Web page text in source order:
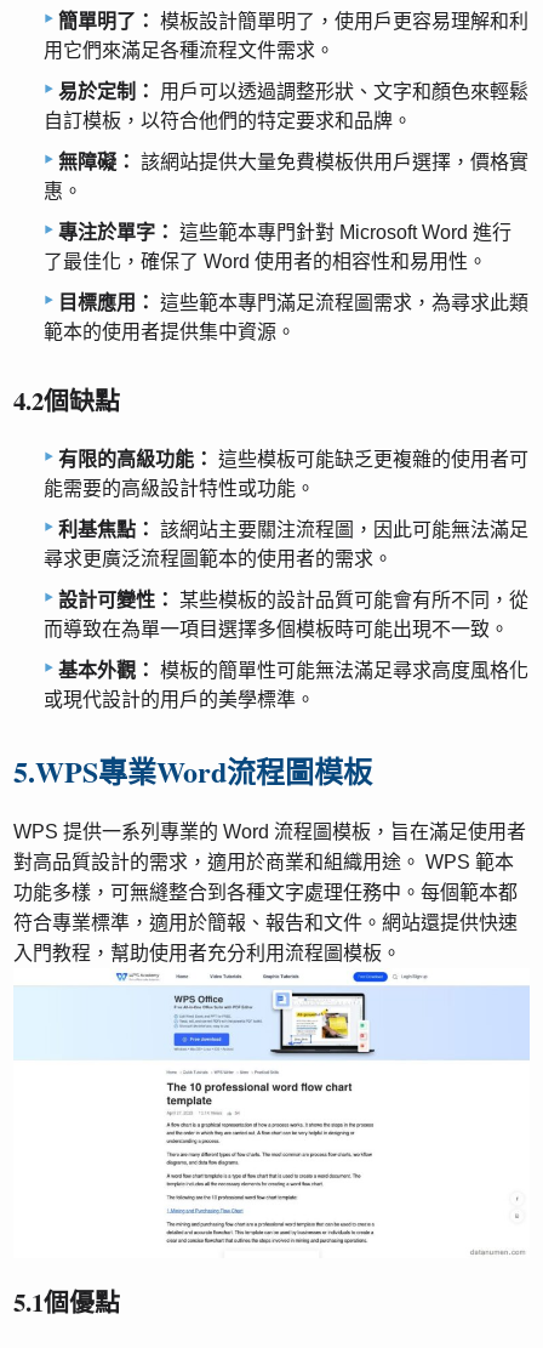
簡單明了： 模板設計簡單明了，使用戶更容易理解和利
用它們來滿足各種流程文件需求。
易於定制：
用戶可以透過調整形狀、文字和顏色來輕鬆
自訂模板，以符合他們的特定要求和品牌。
無障礙： 該網站提供大量免費模板供用戶選擇，價格實
惠。
專注於單字： 這些範本專門針對 Microsoft Word 進行
了最佳化，確保了 Word 使用者的相容性和易用性。
目標應用： 這些範本專門滿足流程圖需求，為尋求此類
範本的使用者提供集中資源。
4.2個缺點
有限的高級功能： 這些模板可能缺乏更複雜的使用者可
能需要的高級設計特性或功能。
利基焦點： 該網站主要關注流程圖，因此可能無法滿足
尋求更廣泛流程圖範本的使用者的需求。
設計可變性：
某些模板的設計品質可能會有所不同，從
而導致在為單一項目選擇多個模板時可能出現不一致。
基本外觀： 模板的簡單性可能無法滿足尋求高度風格化
或現代設計的用戶的美學標準。
5.WPS專業Word流程圖模板
WPS 提供一系列專業的 Word 流程圖模板，旨在滿足使用者
對高品質設計的需求，適用於商業和組織用途。 WPS 範本
功能多樣，可無縫整合到各種文字處理任務中。每個範本都
符合專業標準，適用於簡報、報告和文件。網站還提供快速
入門教程，幫助使用者充分利用流程圖模板。
5.1個優點